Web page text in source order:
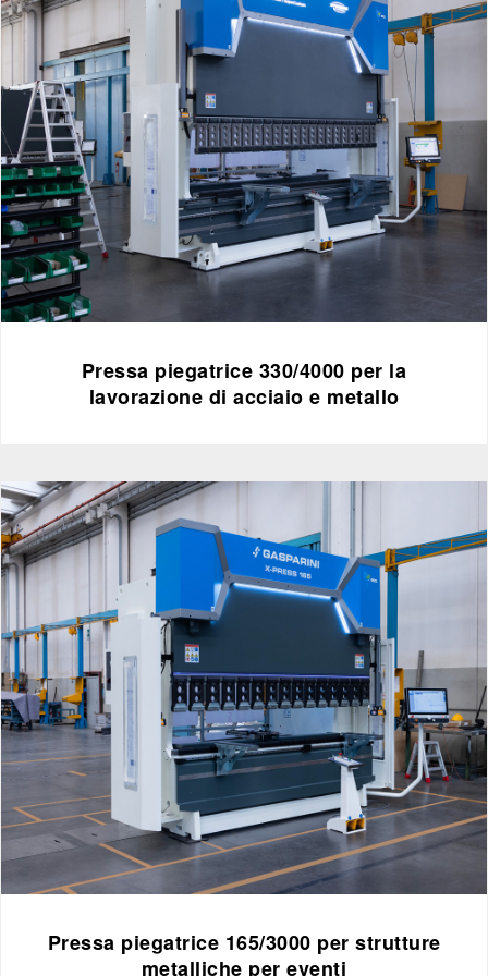
Pressa piegatrice 330/4000 per la
lavorazione di acciaio e metallo
Pressa piegatrice 165/3000 per strutture
metalliche per eventi